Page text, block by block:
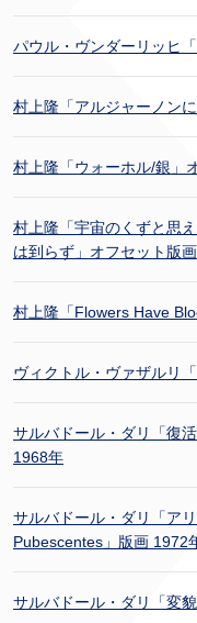
パウル・ヴンダーリッヒ
村上隆「アルジャーノン
村上隆「ウォーホル/銀」
村上隆「宇宙のくずと思
は到らず」オフセット版
村上隆「Flowers Have
ヴィクトル・ヴァザルリ
サルバドール・ダリ「復
1968年
サルバドール・ダリ「ア
Pubescentes」版画 1972
サルバドール・ダリ「変